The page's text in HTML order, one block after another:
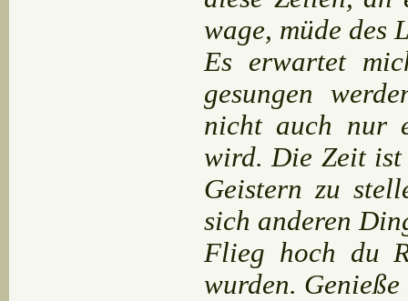
wage, müde des
Es erwartet
gesungen
nicht auch nur
wird. Die Zeit ist
Geistern zu
sich anderen
Flieg hoch du
wurden.